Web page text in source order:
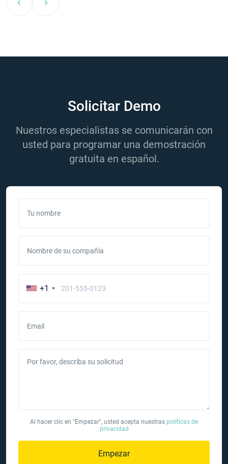
Solicitar Demo
Nuestros especialistas se comunicarán con
usted para programar una demostración
gratuita en español.
Tu nombre
Nombre de su compañía
+1
Email
Por favor, describa su solicitud
Al hacer clic en "Empezar", usted acepta nuestras políticas de
privacidad
Empezar